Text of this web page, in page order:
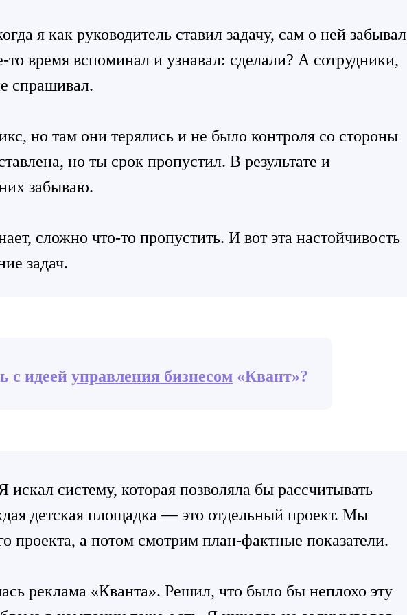
я как руководитель ставил задачу, сам о ней забывал
то время вспоминал и узнавал: сделали? А сотрудники,
спрашивал.
но там они терялись и не было контроля со стороны
но ты срок пропустил. В результате и
забываю.
сложно что-то пропустить. И вот эта настойчивость
задач.
с идеей управления бизнесом «Квант»?
систему, которая позволяла бы рассчитывать
детская площадка — это отдельный проект. Мы
проекта, а потом смотрим план-фактные показатели.
реклама «Кванта». Решил, что было бы неплохо эту